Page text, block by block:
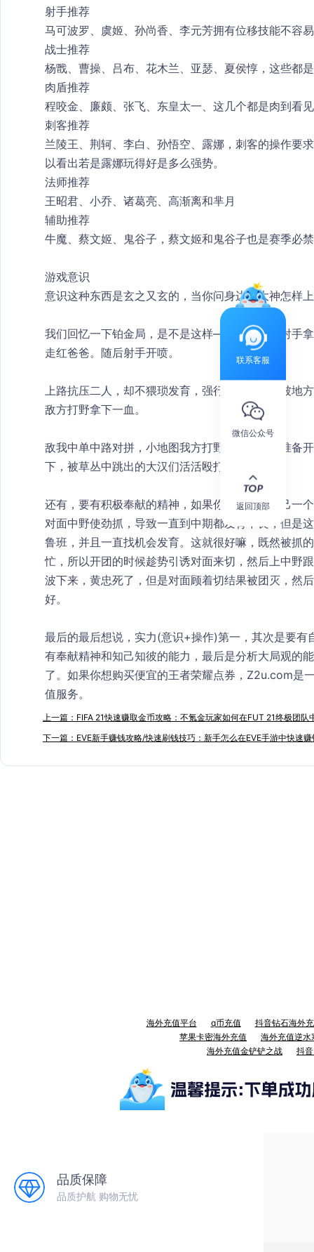
射手推荐
马可波罗、虞姬、孙尚香、李元芳拥有位移技能不容
战士推荐
杨戬、曹操、吕布、花木兰、亚瑟、夏侯惇，这些都
肉盾推荐
程咬金、廉颇、张飞、东皇太一、这几个都是肉到看
刺客推荐
兰陵王、荆轲、李白、孙悟空、露娜，刺客的操作要
以看出若是露娜玩得好是多么强势。
法师推荐
王昭君、小乔、诸葛亮、高渐离和芈月
辅助推荐
牛魔、蔡文姬、鬼谷子，蔡文姬和鬼谷子也是赛季必
游戏意识
意识这种东西是玄之又玄的，当你问身边的大神怎样
我们回忆一下铂金局，是不是这样——辅助协助射手
走红爸爸。随后射手开喷。
上路抗压二人，却不猥琐发育，强行出塔收兵，被地
敌方打野拿下一血。
敌我中单中路对拼，小地图我方打野在龙坑附近准备
下，被草丛中跳出的大汉们活活殴打致死。
还有，要有积极奉献的精神，如果你觉得牺牲自己一
对面中野使劲抓，导致一直到中期都发育不良，但是
鲁班，并且一直找机会发育。这就很好嘛，既然被抓
忙，所以开团的时候趁势引诱对面来切，然后上中野
波下来，黄忠死了，但是对面顾着切结果被团灭，然
好。
最后的最后想说，实力(意识+操作)第一，其次是要
有奉献精神和知己知彼的能力，最后是分析大局观的
了。如果你想购买便宜的王者荣耀点券，Z2u.com是
值服务。
上一篇：FIFA 21快速赚取金币攻略：不氪金玩家如何在FUT 21终极团队
下一篇：EVE新手赚钱攻略/快速刷钱技巧：新手怎么在EVE手游中快速
海外充值平台 q币充值
抖音钻石海外
苹果卡密海外充值
海外充值逆水
海外充值金铲铲之战
抖
品质保障
品质护航 购物无忧
联系客服
微信公众号
返回顶部